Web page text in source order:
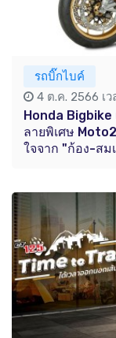
รถบิ๊กไบค์
4 ต.ค. 2566 เว
Honda Bigbike
ลายพิเศษ
ใจจาก "ก้อง-สม